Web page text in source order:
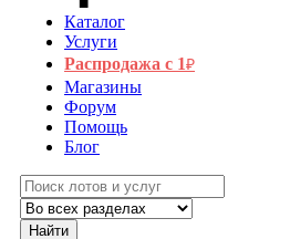
Каталог
Услуги
Распродажа с 1₽
Магазины
Форум
Помощь
Блог
Найти